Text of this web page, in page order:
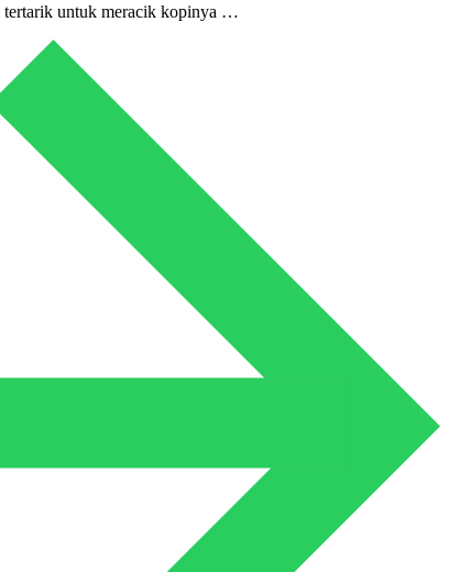
tertarik untuk meracik kopinya …